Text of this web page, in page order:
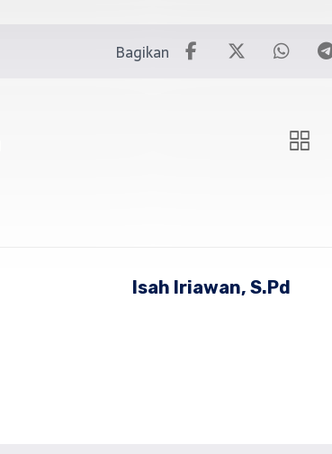
Isah Iriawan, S.Pd